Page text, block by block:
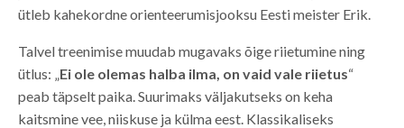
ütleb kahekordne orienteerumisjooksu Eesti meister Erik.
Talvel treenimise muudab mugavaks õige riietumine ning
ütlus: „Ei ole olemas halba ilma, on vaid vale riietus“
peab täpselt paika. Suurimaks väljakutseks on keha
kaitsmine vee, niiskuse ja külma eest. Klassikaliseks